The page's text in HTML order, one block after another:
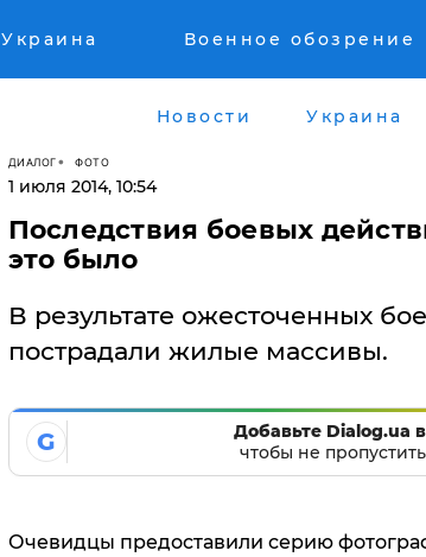
Украина Военное обозрение
Новости Украина
ДИАЛОГ ФОТО
1 июля 2014, 10:54
Последствия боевых
это было
В результате ожесточенных
пострадали жилые массивы.
G
Добавьте Dialog.ua
чтобы не
Очевидцы предоставили серию